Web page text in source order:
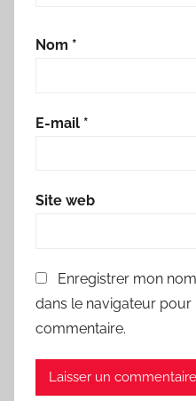
Nom *
E-mail *
Site web
Enregistrer mon
dans le navigateur
commentaire.